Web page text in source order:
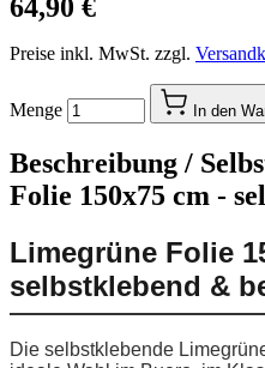
64,90 €
Preise inkl. MwSt. zzgl.
Menge In den
Beschreibung /
Folie 150x75 cm -
Limegrüne Folie
selbstklebend &
Die selbstklebende